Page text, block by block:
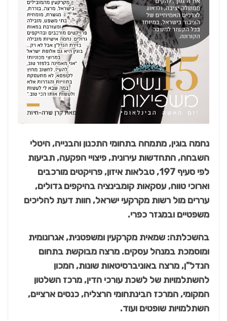
נחמה בוגין, מתמחה בתחומי התכנון והבנייה, היטלי
השבחה, התחדשות עירונית, פיצויי הפקעה, תביעות
לפי סעיף 197, טבלאות איזון, פרויקטים מורכבים
וארוכי טווח, עסקאות קומבינציה בהיקפים גדולים,
עררים מול רשות מקרקעי ישראל, חוות דעת להליכים
משפטיים ובמגזר כפרי.
בהשכלתה: שמאית מקרקעין ומשפטנית, אגרונומית
ומוסמכת במנהל עסקים. מרצה מבוקשת בתחום
הנדל"ן, מרצה באוניברסיטאות שונות, המכון
להשתלמויות של לשכת עורכי הדין, מרכז השלטון
המקומי, המרכז הבינתחומי הרצליה, כנסים ארציים,
השתלמויות שופטים ועוד.